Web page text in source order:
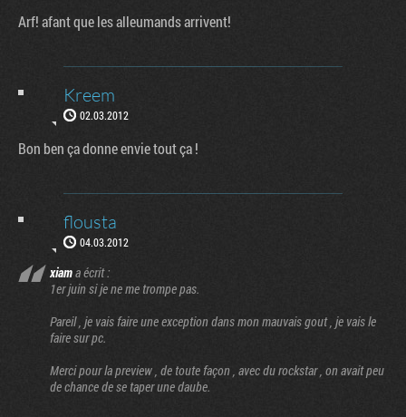
Arf! afant que les alleumands arrivent!
Kreem
02.03.2012
Bon ben ça donne envie tout ça !
flousta
04.03.2012
xiama écrit :
1er juin si je ne me trompe pas.
Pareil , je vais faire une exception dans mon mauvais gout , je vais le
faire sur pc.
Merci pour la preview , de toute façon , avec du rockstar , on avait peu
de chance de se taper une daube.